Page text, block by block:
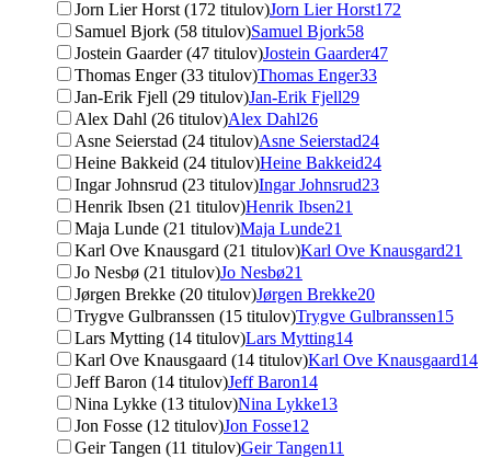
Jorn Lier Horst (172 titulov)Jorn Lier Horst172
Samuel Bjork (58 titulov)Samuel Bjork58
Jostein Gaarder (47 titulov)Jostein Gaarder47
Thomas Enger (33 titulov)Thomas Enger33
Jan-Erik Fjell (29 titulov)Jan-Erik Fjell29
Alex Dahl (26 titulov)Alex Dahl26
Asne Seierstad (24 titulov)Asne Seierstad24
Heine Bakkeid (24 titulov)Heine Bakkeid24
Ingar Johnsrud (23 titulov)Ingar Johnsrud23
Henrik Ibsen (21 titulov)Henrik Ibsen21
Maja Lunde (21 titulov)Maja Lunde21
Karl Ove Knausgard (21 titulov)Karl Ove Knausgard21
Jo Nesbø (21 titulov)Jo Nesbø21
Jørgen Brekke (20 titulov)Jørgen Brekke20
Trygve Gulbranssen (15 titulov)Trygve Gulbranssen15
Lars Mytting (14 titulov)Lars Mytting14
Karl Ove Knausgaard (14 titulov)Karl Ove Knausgaard14
Jeff Baron (14 titulov)Jeff Baron14
Nina Lykke (13 titulov)Nina Lykke13
Jon Fosse (12 titulov)Jon Fosse12
Geir Tangen (11 titulov)Geir Tangen11